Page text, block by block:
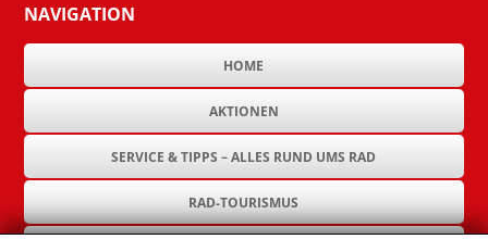
NAVIGATION
HOME
AKTIONEN
SERVICE & TIPPS – ALLES RUND UMS RAD
RAD-TOURISMUS